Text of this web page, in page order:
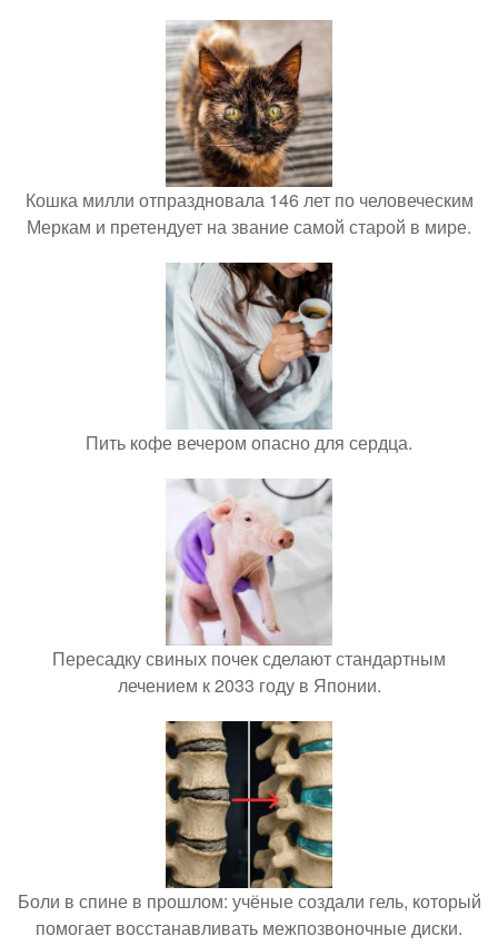
Кошка милли отпраздновала 146 лет по человеческим
Меркам и претендует на звание самой старой в мире.
Пить кофе вечером опасно для сердца.
Пересадку свиных почек сделают стандартным
лечением к 2033 году в Японии.
Боли в спине в прошлом: учёные создали гель, который
помогает восстанавливать межпозвоночные диски.